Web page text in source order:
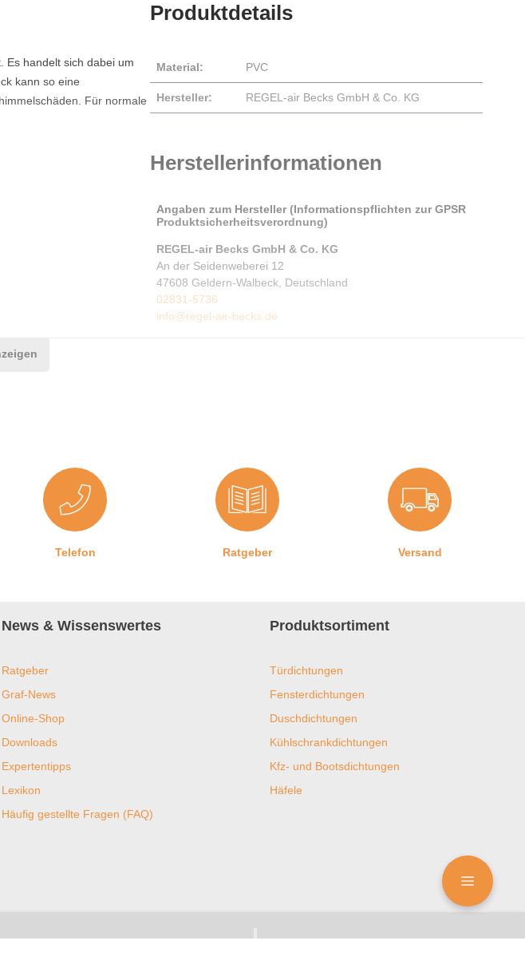
Es handelt sich dabei um
kann so eine
Für normale
Produktdetails
Material: PVC
Hersteller: REGEL-air Becks GmbH & Co. KG
Herstellerinformationen
Angaben zum Hersteller (Informationspflichten zur GPSR
Produktsicherheitsverordnung)
REGEL-air Becks GmbH & Co. KG
An der Seidenweberei 12
47608 Geldern-Walbeck, Deutschland
02831-5736
info@regel-air-becks.de
Telefon Ratgeber Versand
News & Wissenswertes
Ratgeber
Graf-News
Online-Shop
Downloads
Expertentipps
Lexikon
Häufig gestellte Fragen (FAQ)
Produktsortiment
Türdichtungen
Fensterdichtungen
Duschdichtungen
Kühlschrankdichtungen
Kfz- und Bootsdichtungen
Häfele